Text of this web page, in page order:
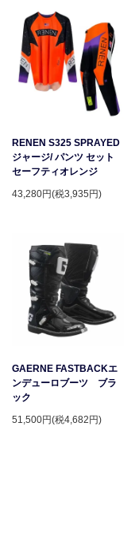
RENEN S325 SPRAYED
ジャージ/ パンツ セット
セーフティオレンジ
43,280円(税3,935円)
GAERNE FASTBACKエ
ンデューロブーツ ブラ
ック
51,500円(税4,682円)